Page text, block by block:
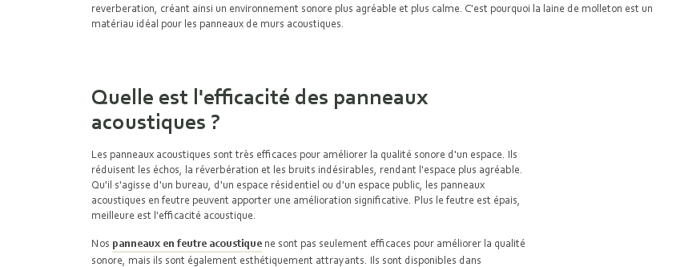
reverberation, créant ainsi un environnement sonore plus agréable et plus calme. C'est pourquoi la laine de molleton est un
matériau idéal pour les panneaux de murs acoustiques.
Quelle est l'efficacité des panneaux
acoustiques ?
Les panneaux acoustiques sont très efficaces pour améliorer la qualité sonore d'un espace. Ils
réduisent les échos, la réverbération et les bruits indésirables, rendant l'espace plus agréable.
Qu'il s'agisse d'un bureau, d'un espace résidentiel ou d'un espace public, les panneaux
acoustiques en feutre peuvent apporter une amélioration significative. Plus le feutre est épais,
meilleure est l'efficacité acoustique.
Nos panneaux en feutre acoustique ne sont pas seulement efficaces pour améliorer la qualité
sonore, mais ils sont également esthétiquement attrayants. Ils sont disponibles dans